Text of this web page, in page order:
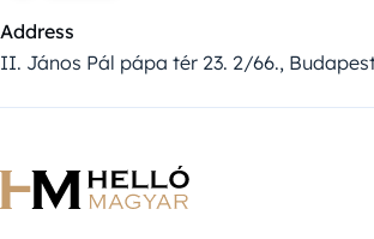
Address
II. János Pál pápa tér 23. 2/66.,